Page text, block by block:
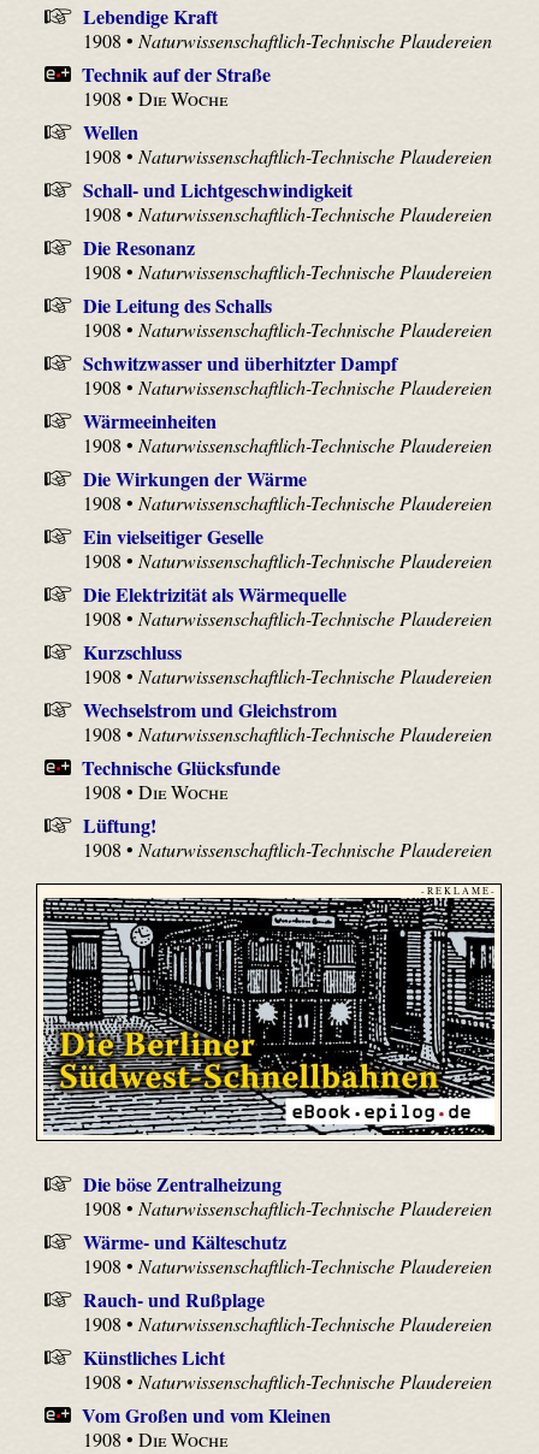
Lebendige Kraft
1908 • Naturwissenschaftlich-Technische Plaudereien
Technik auf der Straße
1908 •Die Woche
Wellen
1908 • Naturwissenschaftlich-Technische Plaudereien
Schall- und Lichtgeschwindigkeit
1908 • Naturwissenschaftlich-Technische Plaudereien
Die Resonanz
1908 •Naturwissenschaftlich-Technische Plaudereien
Die Leitung des Schalls
1908 • Naturwissenschaftlich-Technische Plaudereien
Schwitzwasser und überhitzter Dampf
1908 • Naturwissenschaftlich-Technische Plaudereien
Wärmeeinheiten
1908 • Naturwissenschaftlich-Technische Plaudereien
Die Wirkungen der Wärme
1908 • Naturwissenschaftlich-Technische Plaudereien
Ein vielseitiger Geselle
1908 • Naturwissenschaftlich-Technische Plaudereien
Die Elektrizität als Wärmequelle
1908 • Naturwissenschaftlich-Technische Plaudereien
Kurzschluss
1908 • Naturwissenschaftlich-Technische Plaudereien
Wechselstrom und Gleichstrom
1908 •Naturwissenschaftlich-Technische Plaudereien
Technische Glücksfunde
1908 •Die Woche
Lüftung!
1908 • Naturwissenschaftlich-Technische Plaudereien
- R E K L A M E -
Die böse Zentralheizung
1908 • Naturwissenschaftlich-Technische Plaudereien
Wärme- und Kälteschutz
1908 • Naturwissenschaftlich-Technische Plaudereien
Rauch- und Rußplage
1908 • Naturwissenschaftlich-Technische Plaudereien
Künstliches Licht
1908 •Naturwissenschaftlich-Technische Plaudereien
Vom Großen und vom Kleinen
1908 •Die Woche